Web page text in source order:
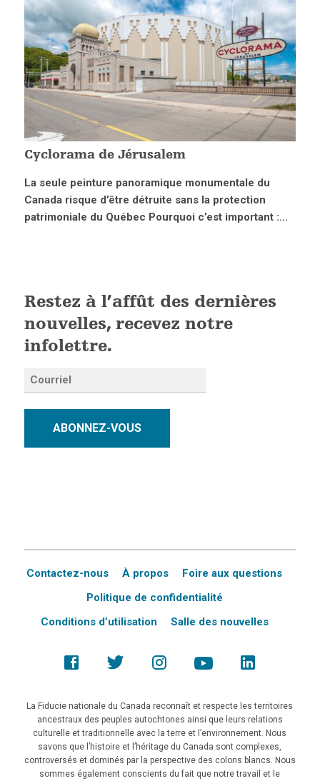
Cyclorama de Jérusalem
La seule peinture panoramique monumentale du
Canada risque d’être détruite sans la protection
patrimoniale du Québec Pourquoi c’est important :...
Restez à l’affût des dernières
nouvelles, recevez notre
infolettre.
ABONNEZ-VOUS
Contactez-nous À propos
Foire aux questions
Politique de confidentialité
Conditions d’utilisation
Salle des nouvelles
La Fiducie nationale du Canada reconnaît et respecte les territoires
ancestraux des peuples autochtones ainsi que leurs relations
culturelle et traditionnelle avec la terre et l’environnement. Nous
savons que l’histoire et l’héritage du Canada sont complexes,
controversés et dominés par la perspective des colons blancs. Nous
sommes également conscients du fait que notre travail et le